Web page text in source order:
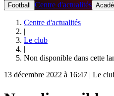
Football Centre d'actualités
Centre d'actualités
|
Le club
|
Non disponible dans cette
13 décembre 2022 à 16:47 | Le